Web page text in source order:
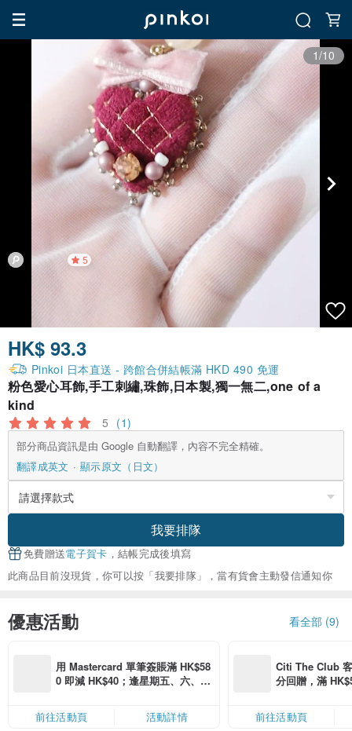
1/10
5
HK$ 93.3
Pinkoi 日本直送 - 跨館合併結帳滿 HKD 490 免運
粉色愛心耳飾,手工刺繡,珠飾,日本製,獨一無二,one of a
kind
5 (1)
部分商品資訊是由 Google 自動翻譯，內容不完全精確。
翻譯成英文
顯示原文（日文）
我要排隊
免費贈送電子賀卡 ，結帳完成後填寫
此商品目前沒現貨，你可以按「我要排隊」，當有貨會主動發信通知你
優惠活動 看全部 (9)
用 Mastercard 單筆簽賬滿 HK$58
0 即減 HK$40；逢星期五、六、日
限，額滿即止，僅限「常用信用
卡」結帳）
前往活動頁 活動詳情
Citi The Club
分回贈，滿
前往活動頁